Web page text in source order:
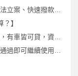
快速撥款、安心借款
】
可貸，資金靈活週轉
繼續使用愛車。」